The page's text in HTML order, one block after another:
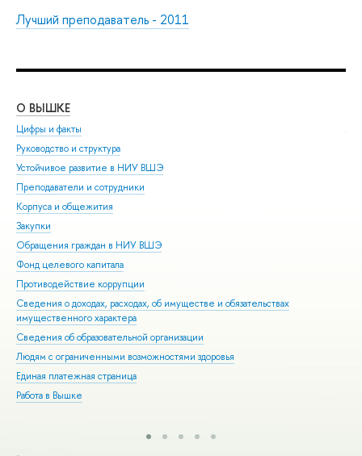
Лучший преподаватель - 2011
О ВЫШКЕ
Цифры и факты
Руководство и структура
Устойчивое развитие в НИУ ВШЭ
Преподаватели и сотрудники
Корпуса и общежития
Закупки
Обращения граждан в НИУ ВШЭ
Фонд целевого капитала
Противодействие коррупции
Сведения о доходах, расходах, об имуществе и обязательствах
имущественного характера
Сведения об образовательной организации
Людям с ограниченными возможностями здоровья
Единая платежная страница
Работа в Вышке